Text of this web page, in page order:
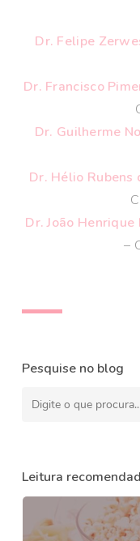
Dr. Felipe
Dr. Francisco
Dr. Guilherme
Dr. Hélio
Dr. João Henrique
–
Pesquise no blog
Leitura